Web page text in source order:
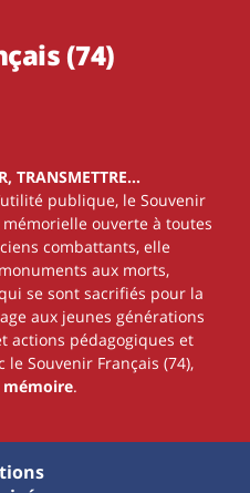
(74)
TRANSMETTRE…
publique, le Souvenir
ouverte à toutes
combattants, elle
aux morts,
se sont sacrifiés pour la
aux jeunes générations
actions pédagogiques et
le Souvenir Français (74),
mémoire.